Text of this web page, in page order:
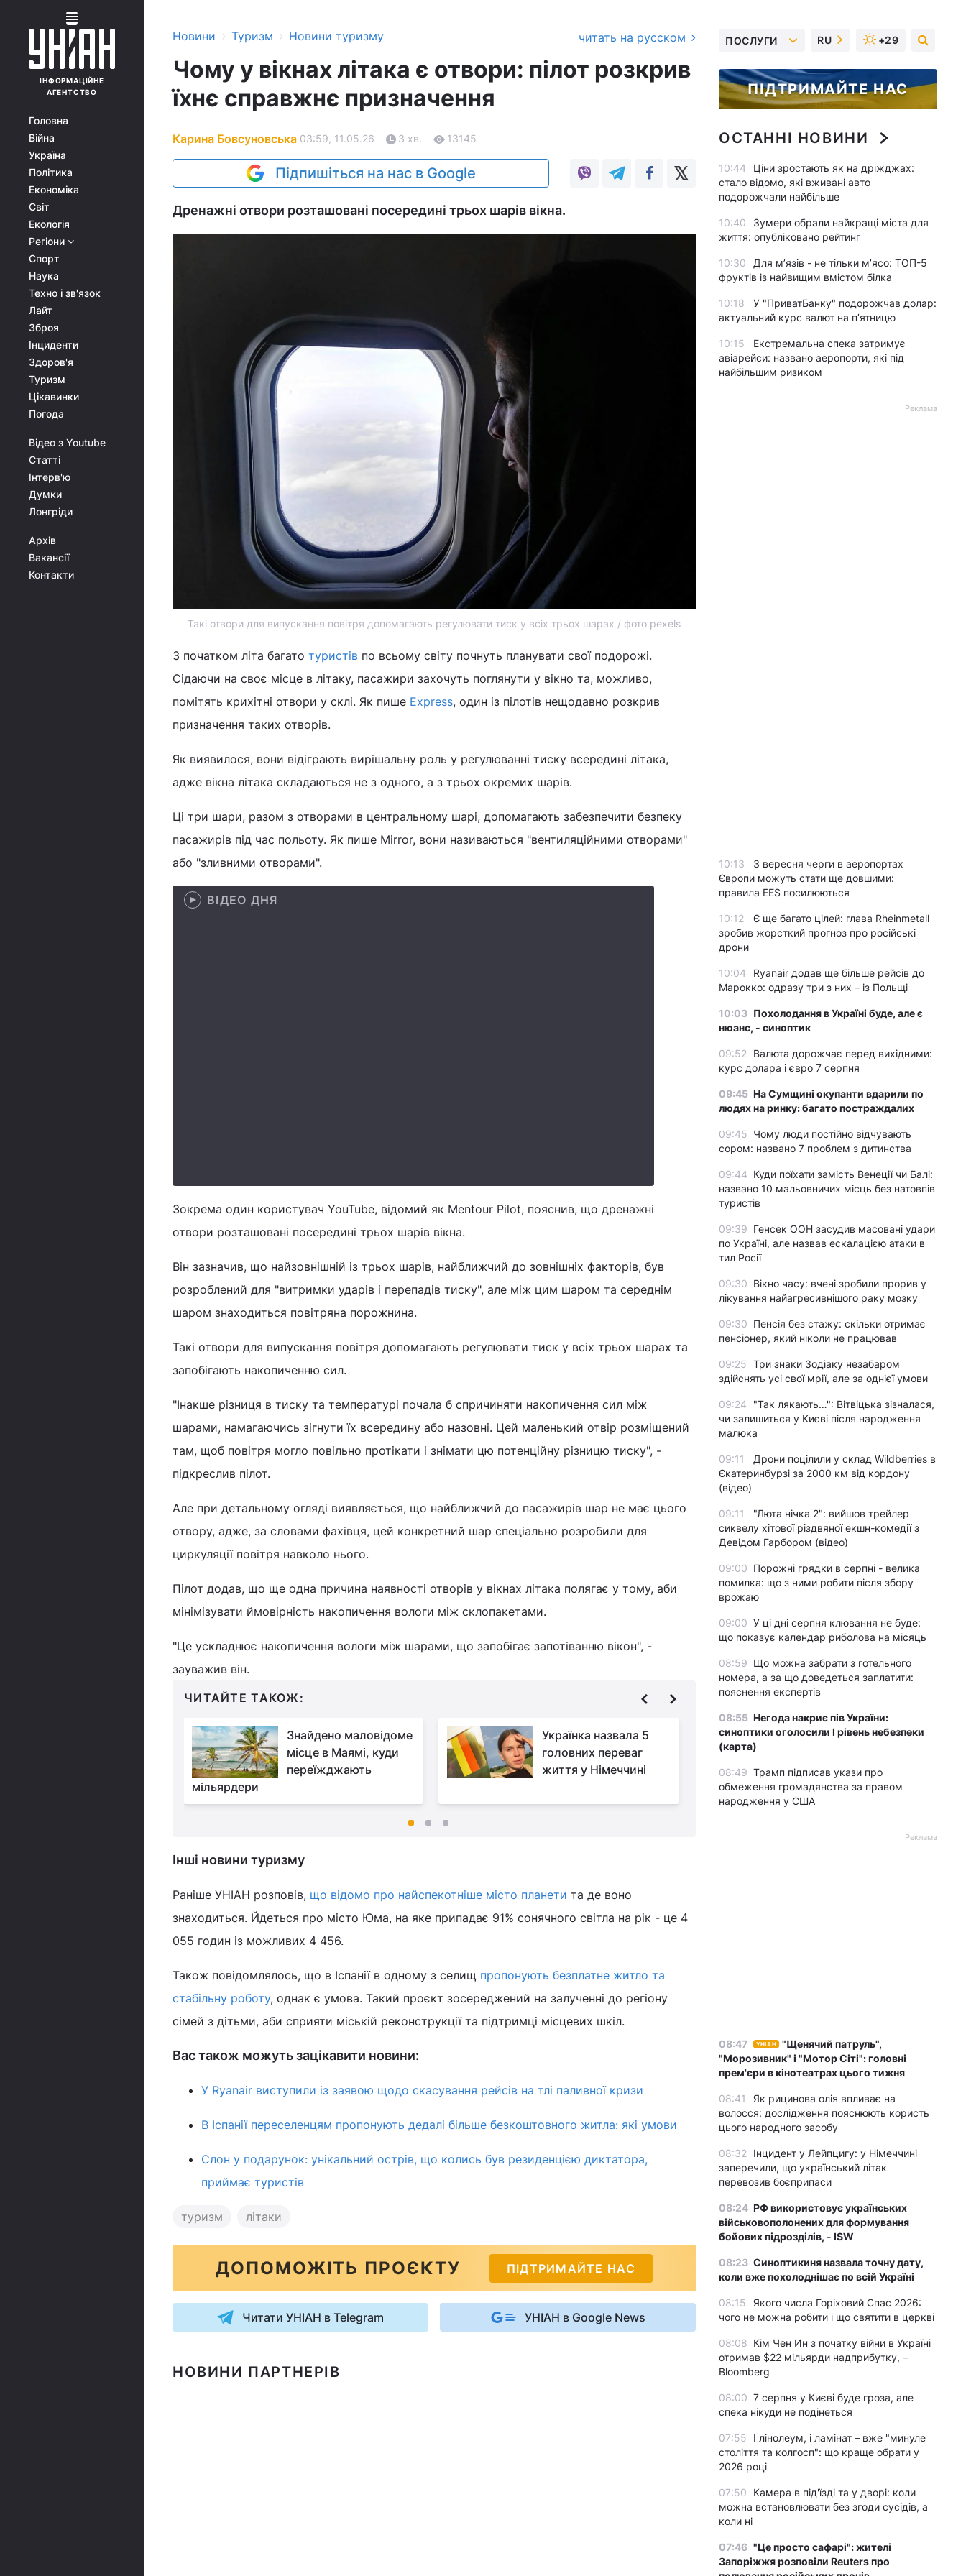
ІНФОРМАЦІЙНЕ
АГЕНТСТВО
Головна
Війна
Україна
Політика
Економіка
Світ
Екологія
Регіони
Спорт
Наука
Техно і зв'язок
Лайт
Зброя
Інциденти
Здоров'я
Туризм
Цікавинки
Погода
Відео з Youtube
Статті
Інтерв'ю
Думки
Лонгріди
Архів
Вакансії
Контакти
Новини › Туризм › Новини туризму читать на русском
Чому у вікнах літака є отвори: пілот розкрив
їхнє справжнє призначення
Карина Бовсуновська 03:59, 11.05.26 3 хв. 13145
Підпишіться на нас в Google
Дренажні отвори розташовані посередині трьох шарів вікна.
Такі отвори для випускання повітря допомагають регулювати тиск у всіх трьох шарах / фото pexels
З початком літа багато туристів по всьому світу почнуть планувати свої подорожі.
Сідаючи на своє місце в літаку, пасажири захочуть поглянути у вікно та, можливо,
помітять крихітні отвори у склі. Як пише Express, один із пілотів нещодавно розкрив
призначення таких отворів.
Як виявилося, вони відіграють вирішальну роль у регулюванні тиску всередині літака,
адже вікна літака складаються не з одного, а з трьох окремих шарів.
Ці три шари, разом з отворами в центральному шарі, допомагають забезпечити безпеку
пасажирів під час польоту. Як пише Mirror, вони називаються "вентиляційними отворами"
або "зливними отворами".
ВІДЕО ДНЯ
Зокрема один користувач YouTube, відомий як Mentour Pilot, пояснив, що дренажні
отвори розташовані посередині трьох шарів вікна.
Він зазначив, що найзовнішній із трьох шарів, найближчий до зовнішніх факторів, був
розроблений для "витримки ударів і перепадів тиску", але між цим шаром та середнім
шаром знаходиться повітряна порожнина.
Такі отвори для випускання повітря допомагають регулювати тиск у всіх трьох шарах та
запобігають накопиченню сил.
"Інакше різниця в тиску та температурі почала б спричиняти накопичення сил між
шарами, намагаючись зігнути їх всередину або назовні. Цей маленький отвір розміщений
там, щоб повітря могло повільно протікати і знімати цю потенційну різницю тиску", -
підкреслив пілот.
Але при детальному огляді виявляється, що найближчий до пасажирів шар не має цього
отвору, адже, за словами фахівця, цей конкретний шар спеціально розробили для
циркуляції повітря навколо нього.
Пілот додав, що ще одна причина наявності отворів у вікнах літака полягає у тому, аби
мінімізувати ймовірність накопичення вологи між склопакетами.
"Це ускладнює накопичення вологи між шарами, що запобігає запотіванню вікон", -
зауважив він.
ЧИТАЙТЕ ТАКОЖ:
Знайдено маловідоме
місце в Маямі, куди
переїжджають
мільярдери
Українка назвала 5
головних переваг
життя у Німеччині
7 районів Парижа, де
круасани по €1 і
гуляти без натовпів
Інші новини туризму
Раніше УНІАН розповів, що відомо про найспекотніше місто планети та де воно
знаходиться. Йдеться про місто Юма, на яке припадає 91% сонячного світла на рік - це 4
055 годин із можливих 4 456.
Також повідомлялось, що в Іспанії в одному з селищ пропонують безплатне житло та
стабільну роботу, однак є умова. Такий проєкт зосереджений на залученні до регіону
сімей з дітьми, аби сприяти міській реконструкції та підтримці місцевих шкіл.
Вас також можуть зацікавити новини:
У Ryanair виступили із заявою щодо скасування рейсів на тлі паливної кризи
В Іспанії переселенцям пропонують дедалі більше безкоштовного житла: які умови
Слон у подарунок: унікальний острів, що колись був резиденцією диктатора,
приймає туристів
туризм літаки
ДОПОМОЖІТЬ ПРОЄКТУ ПІДТРИМАЙТЕ НАС
Читати УНІАН в Telegram УНІАН в Google News
НОВИНИ ПАРТНЕРІВ
ПОСЛУГИ RU +29
ПІДТРИМАЙТЕ НАС
ОСТАННІ НОВИНИ
10:44
Ціни зростають як на дріжджах:
стало відомо, які вживані авто
подорожчали найбільше
10:40
Зумери обрали найкращі міста для
життя: опубліковано рейтинг
10:30
Для м’язів - не тільки м’ясо: ТОП-5
фруктів із найвищим вмістом білка
10:18
У "ПриватБанку" подорожчав долар:
актуальний курс валют на п’ятницю
10:15
Екстремальна спека затримує
авіарейси: названо аеропорти, які під
найбільшим ризиком
Реклама
10:13
З вересня черги в аеропортах
Європи можуть стати ще довшими:
правила EES посилюються
10:12
Є ще багато цілей: глава Rheinmetall
зробив жорсткий прогноз про російські
дрони
10:04
Ryanair додав ще більше рейсів до
Марокко: одразу три з них – із Польщі
10:03 Похолодання в Україні буде, але є
нюанс, - синоптик
09:52
Валюта дорожчає перед вихідними:
курс долара і євро 7 серпня
09:45 На Сумщині окупанти вдарили по
людях на ринку: багато постраждалих
09:45 Чому люди постійно відчувають
сором: названо 7 проблем з дитинства
09:44 Куди поїхати замість Венеції чи Балі:
названо 10 мальовничих місць без натовпів
туристів
09:39 Генсек ООН засудив масовані удари
по Україні, але назвав ескалацією атаки в
тил Росії
09:30 Вікно часу: вчені зробили прорив у
лікування найагресивнішого раку мозку
09:30 Пенсія без стажу: скільки отримає
пенсіонер, який ніколи не працював
09:25 Три знаки Зодіаку незабаром
здійснять усі свої мрії, але за однієї умови
09:24
"Так лякають…": Вітвіцька зізналася,
чи залишиться у Києві після народження
малюка
09:11
Дрони поцілили у склад Wildberries в
Єкатеринбурзі за 2000 км від кордону
(відео)
09:11
"Люта нічка 2": вийшов трейлер
сиквелу хітової різдвяної екшн-комедії з
Девідом Гарбором (відео)
09:00 Порожні грядки в серпні - велика
помилка: що з ними робити після збору
врожаю
09:00 У ці дні серпня клювання не буде:
що показує календар риболова на місяць
08:59 Що можна забрати з готельного
номера, а за що доведеться заплатити:
пояснення експертів
08:55 Негода накриє пів України:
синоптики оголосили І рівень небезпеки
(карта)
08:49 Трамп підписав укази про
обмеження громадянства за правом
народження у США
Реклама
08:47 УНІАН
"Щенячий патруль",
"Морозивник" і "Мотор Сіті": головні
прем'єри в кінотеатрах цього тижня
08:41
Як рицинова олія впливає на
волосся: дослідження пояснюють користь
цього народного засобу
08:32
Інцидент у Лейпцигу: у Німеччині
заперечили, що український літак
перевозив боєприпаси
08:24 РФ використовує українських
військовополонених для формування
бойових підрозділів, - ISW
08:23 Синоптикиня назвала точну дату,
коли вже похолоднішає по всій Україні
08:15
Якого числа Горіховий Спас 2026:
чого не можна робити і що святити в церкві
08:08 Кім Чен Ин з початку війни в Україні
отримав $22 мільярди надприбутку, –
Bloomberg
08:00 7 серпня у Києві буде гроза, але
спека нікуди не подінеться
07:55
І лінолеум, і ламінат – вже "минуле
століття та колгосп": що краще обрати у
2026 році
07:50
Камера в під'їзді та у дворі: коли
можна встановлювати без згоди сусідів, а
коли ні
07:46 "Це просто сафарі": жителі
Запоріжжя розповіли Reuters про